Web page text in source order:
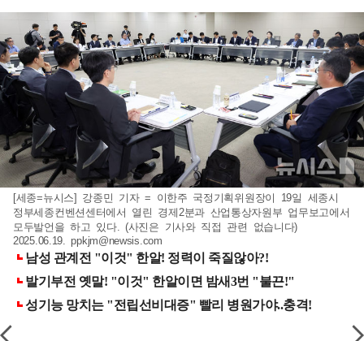
[세종=뉴시스] 강종민 기자 = 이한주 국정기획위원장이 19일 세종시
정부세종컨벤션센터에서 열린 경제2분과 산업통상자원부 업무보고에서
모두발언을 하고 있다. (사진은 기사와 직접 관련 없습니다)
2025.06.19.ppkjm@newsis.com